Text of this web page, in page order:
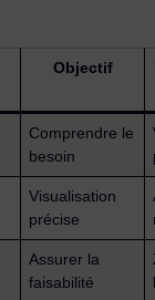
Objectif
Comprendre le
besoin
Visualisation
précise
Assurer la
faisabilité